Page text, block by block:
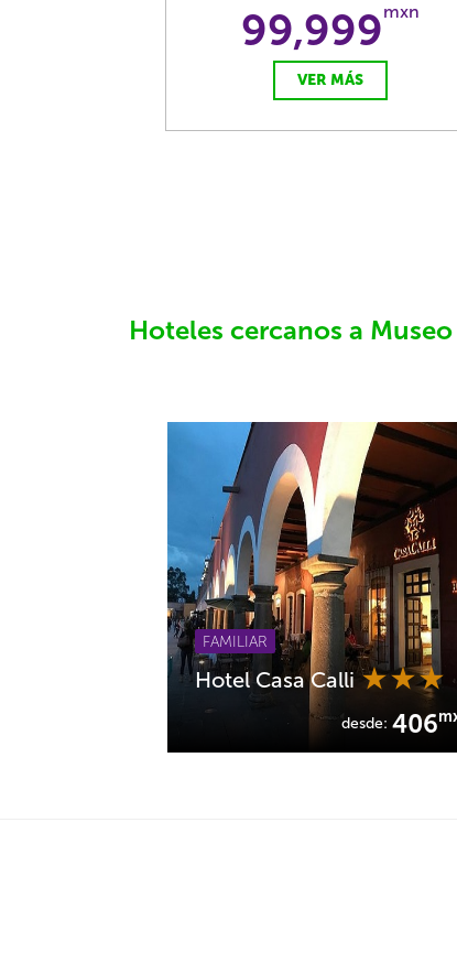
99,999mxn
VER MÁS
Hoteles cercanos a
FAMILIAR
Hotel Casa Calli
desde: 406